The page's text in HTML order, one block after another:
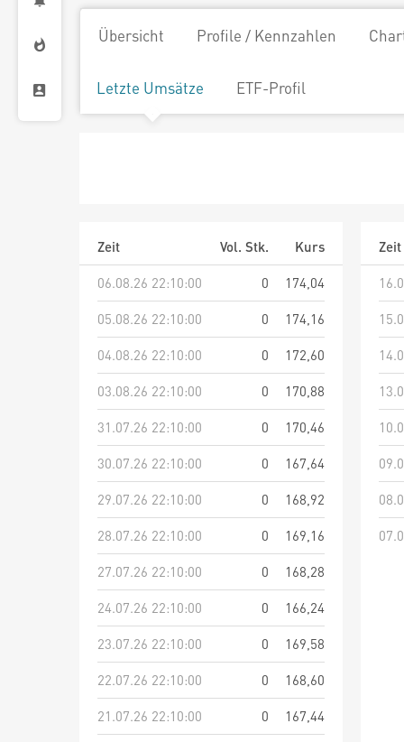
Übersicht Profile / Kennzahlen
Letzte Umsätze ETF-Profil
Zeit Vol. Stk.
Kurs
06.08.26 22:10:00
0
174,04
05.08.26 22:10:00
0
174,16
04.08.26 22:10:00
0
172,60
03.08.26 22:10:00
0
170,88
31.07.26 22:10:00
0
170,46
30.07.26 22:10:00
0
167,64
29.07.26 22:10:00
0
168,92
28.07.26 22:10:00
0
169,16
27.07.26 22:10:00
0
168,28
24.07.26 22:10:00
0
166,24
23.07.26 22:10:00
0
169,58
22.07.26 22:10:00
0
168,60
21.07.26 22:10:00
0
167,44
Zeit